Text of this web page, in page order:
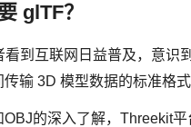
glTF？
到互联网日益普及，意识
输 3D 模型数据的标准格式
的深入了解，Threekit